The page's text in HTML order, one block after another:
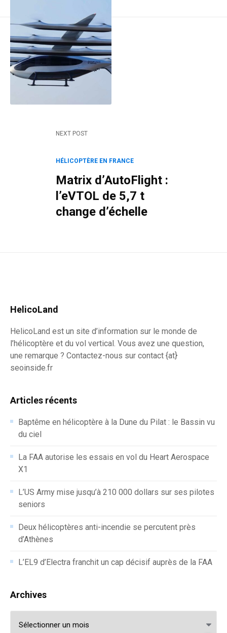
NEXT POST
HÉLICOPTÈRE EN FRANCE
Matrix d’AutoFlight :
l’eVTOL de 5,7 t
change d’échelle
HelicoLand
HelicoLand est un site d’information sur le monde de
l’hélicoptère et du vol vertical. Vous avez une question,
une remarque ? Contactez-nous sur contact {at}
seoinside.fr
Articles récents
Baptême en hélicoptère à la Dune du Pilat : le Bassin vu
du ciel
La FAA autorise les essais en vol du Heart Aerospace
X1
L’US Army mise jusqu’à 210 000 dollars sur ses pilotes
seniors
Deux hélicoptères anti-incendie se percutent près
d’Athènes
L’EL9 d’Electra franchit un cap décisif auprès de la FAA
Archives